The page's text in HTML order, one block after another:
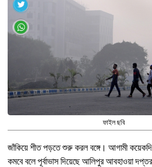
ফাইল ছবি
জাঁকিয়ে শীত পড়তে শুরু করল বঙ্গে। আগামী
কমবে বলে পূর্বাভাস দিয়েছে আলিপুর আবহাওয়া